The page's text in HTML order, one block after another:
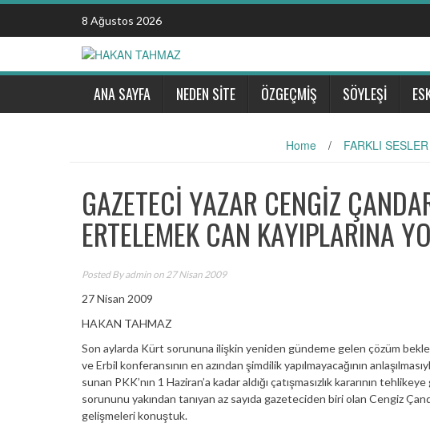
Skip
content
8 Ağustos 2026
ANA SAYFA NEDEN SİTE ÖZGEÇMİŞ SÖYLEŞİ
Home / FARKLI SESLER
GAZETECİ YAZAR CENGİZ
ERTELEMEK CAN KAYIPLARINA
Posted Byadmin on 27 Nisan 2009
27 Nisan 2009
HAKAN TAHMAZ
Son aylarda Kürt sorununa ilişkin yeniden gündeme gelen çözüm
ve Erbil konferansının en azından şimdilik yapılmayacağının
sunan PKK’nın 1 Haziran’a kadar aldığı çatışmasızlık kararının
sorununu yakından tanıyan az sayıda gazeteciden biri olan Cengiz
gelişmeleri konuştuk.